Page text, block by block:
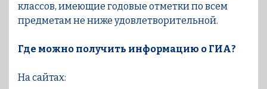
классов, имеющие годовые отметки по всем
предметам не ниже удовлетворительной.
Где можно получить информацию о ГИА?
На сайтах: